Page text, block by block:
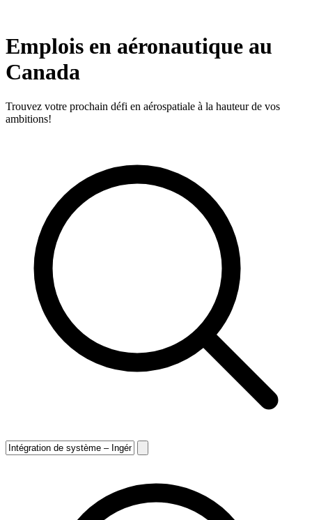
Emplois en aéronautique au
Canada
Trouvez votre prochain défi en aérospatiale à la hauteur de vos
ambitions!